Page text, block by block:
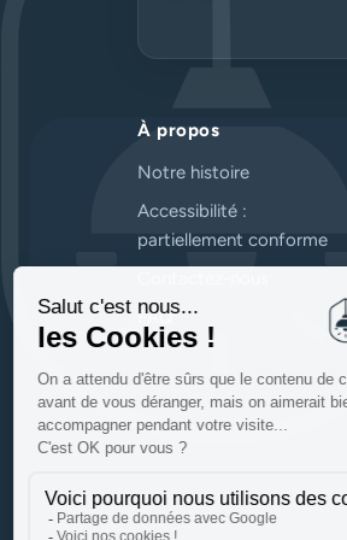
À propos
Notre histoire
Accessibilité :
partiellement conforme
FAQ